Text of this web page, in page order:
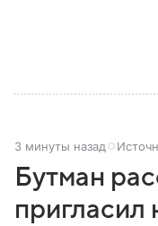
3 минуты назад
Бутман
пригласил